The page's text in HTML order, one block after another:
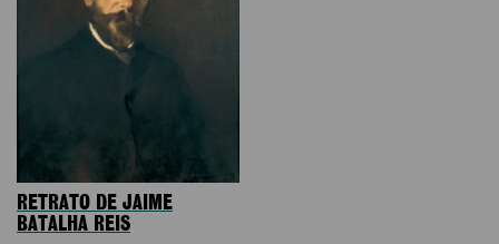
RETRATO DE JAIME
BATALHA REIS